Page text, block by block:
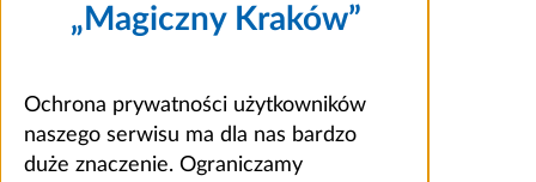
„Magiczny Kraków”
Ochrona prywatności użytkowników
naszego serwisu ma dla nas bardzo
duże znaczenie. Ograniczamy